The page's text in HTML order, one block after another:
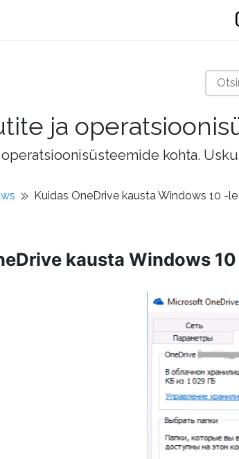
ja
kohta.
Kuidas OneDrive kausta Windows 10 -
kausta Windows